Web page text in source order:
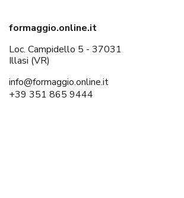
formaggio.online.it
Loc. Campidello 5 - 37031
Illasi (VR)
info@formaggio.online.it
+39 351 865 9444